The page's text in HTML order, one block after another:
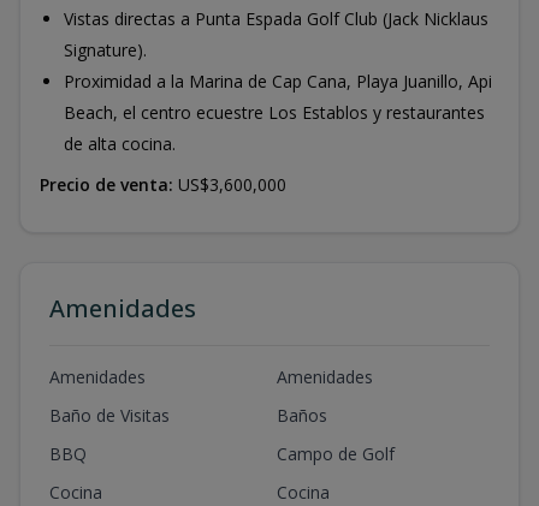
Vistas directas a Punta Espada Golf Club (Jack Nicklaus
Signature).
Proximidad a la Marina de Cap Cana, Playa Juanillo, Api
Beach, el centro ecuestre Los Establos y restaurantes
de alta cocina.
Precio de venta: US$3,600,000
Amenidades
Amenidades
Amenidades
Baño de Visitas
Baños
BBQ
Campo de Golf
Cocina
Cocina